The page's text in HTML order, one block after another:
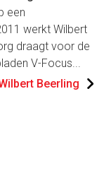
een
werkt Wilbert
draagt voor de
V-Focus...
Beerling